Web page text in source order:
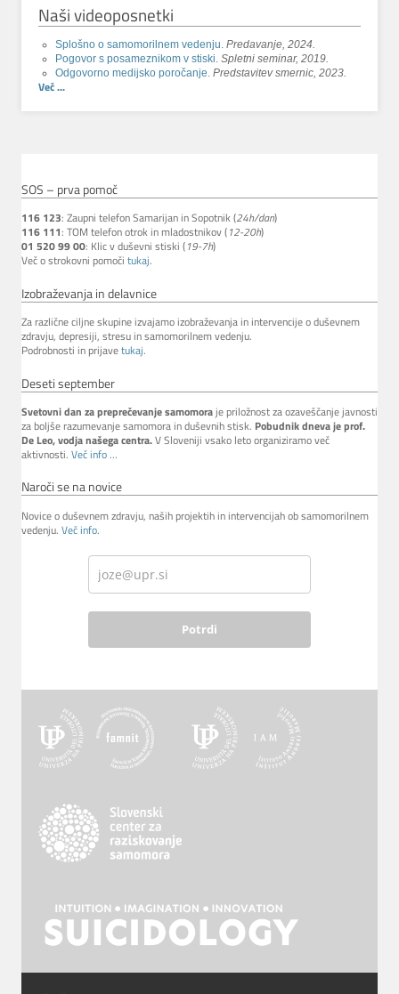
Naši videoposnetki
Splošno o samomorilnem vedenju. Predavanje, 2024.
Pogovor s posameznikom v stiski. Spletni seminar, 2019.
Odgovorno medijsko poročanje. Predstavitev smernic, 2023.
Več ...
SOS – prva pomoč
116 123: Zaupni telefon Samarijan in Sopotnik (24h/dan)
116 111: TOM telefon otrok in mladostnikov (12-20h)
01 520 99 00: Klic v duševni stiski (19-7h)
Več o strokovni pomoči tukaj.
Izobraževanja in delavnice
Za različne ciljne skupine izvajamo izobraževanja in intervencije o duševnem
zdravju, depresiji, stresu in samomorilnem vedenju.
Podrobnosti in prijavetukaj.
Deseti september
Svetovni dan za preprečevanje samomoraje priložnost za ozaveščanje javnosti
za boljše razumevanje samomora in duševnih stisk. Pobudnik dneva je prof.
De Leo, vodja našega centra.V Sloveniji vsako leto organiziramo več
aktivnosti. Več info ...
Naroči se na novice
Novice o duševnem zdravju, naših projektih in intervencijah ob samomorilnem
vedenju. Več info.
Potrdi